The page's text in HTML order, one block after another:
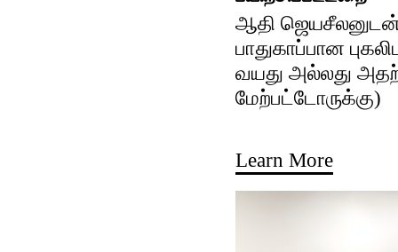
ஆதி
பாதுகாப்பான
வயது அல்லது
மேற்பட்டோருக்கு)
Learn More